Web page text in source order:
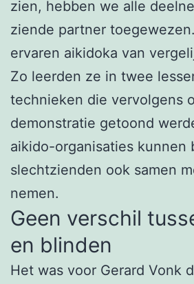
zien, hebben we alle
ziende partner
ervaren aikidoka van
Zo leerden ze in twee
technieken die vervolgens
demonstratie getoond
aikido-organisaties kunnen
slechtzienden ook samen
nemen.
Geen verschil
en blinden
Het was voor Gerard Vonk